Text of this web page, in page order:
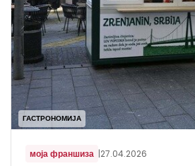
ГАСТРОНОМИЈА
моја франшиза |27.04.2026